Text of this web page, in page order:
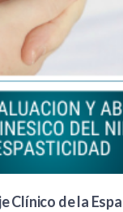
Clínico de la